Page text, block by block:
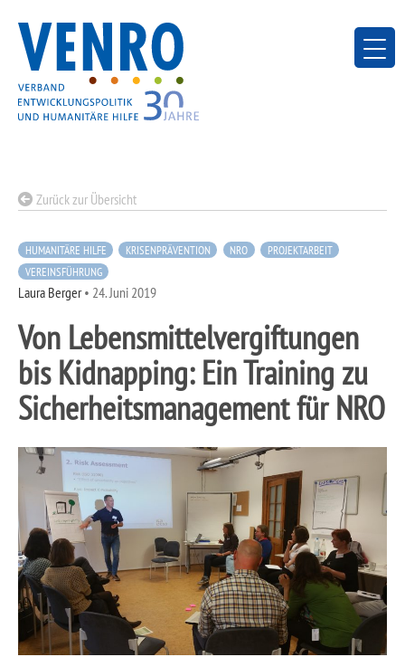
content
Zurück zur Übersicht
HUMANITÄRE HILFE KRISENPRÄVENTION NRO
PROJEKTARBEIT
VEREINSFÜHRUNG
Laura Berger• 24. Juni 2019
Von Lebensmittelvergiftungen
bis Kidnapping: Ein Training zu
Sicherheitsmanagement für NRO